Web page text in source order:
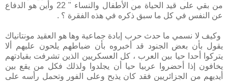
من بقي على قيد الحياة من الأطفال والنساء " 22 وأين هو الدفاع
عن النفس في كل ما سبق ذكره في هذه الفقرة ؟ .
وكيف لا نسمي ما حدث حرب إبادة جماعية وها هو العقيد مونتانياك
يقول بأن بعض الجنود قد أخبروه بأن ضباطهم يلحون عليهم ألا
يتركوا أحدا حيا بين العرب ، كل العسكريين الذين تشرفت بقيادتهم
يخافون إذا أحضروا عربيا حيا أن يجلدوا ولذلك فكل من يقع بين
أيديهم من الجزائريين فقد كان يذبح وعلى الفور وتحمل رأسه على